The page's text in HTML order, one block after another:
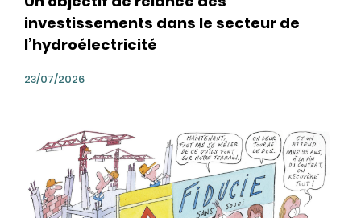
investissements dans le secteur de
l’hydroélectricité
23/07/2026